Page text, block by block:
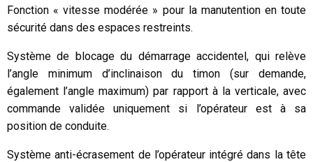
Fonction « vitesse modérée » pour la manutention en toute
sécurité dans des espaces restreints.
Système de blocage du démarrage accidentel, qui relève
l’angle minimum d’inclinaison du timon (sur demande,
également l’angle maximum) par rapport à la verticale, avec
commande validée uniquement si l’opérateur est à sa
position de conduite.
Système anti-écrasement de l’opérateur intégré dans la tête